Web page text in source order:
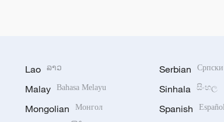
Lao ລາວ
Malay Bahasa Melayu
Mongolian Монгол
Serbian Српски
Sinhala සිංහල
Spanish Español